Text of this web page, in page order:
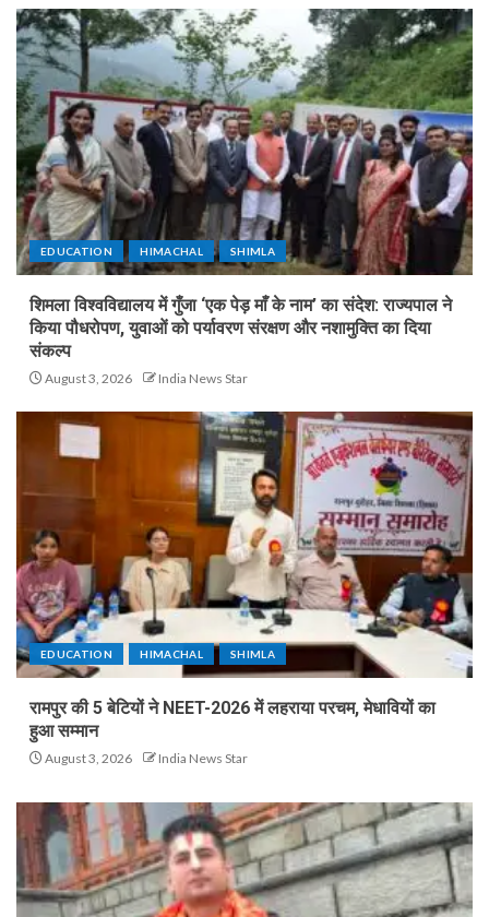
EDUCATION HIMACHAL SHIMLA
शिमला विश्वविद्यालय में गुँजा ‘एक पेड़ माँ के नाम’ का संदेश: राज्यपाल ने
किया पौधरोपण, युवाओं को पर्यावरण संरक्षण और नशामुक्ति का दिया
संकल्प
August 3, 2026 India News Star
EDUCATION HIMACHAL SHIMLA
रामपुर की 5 बेटियों ने NEET-2026 में लहराया परचम, मेधावियों का
हुआ सम्मान
August 3, 2026 India News Star